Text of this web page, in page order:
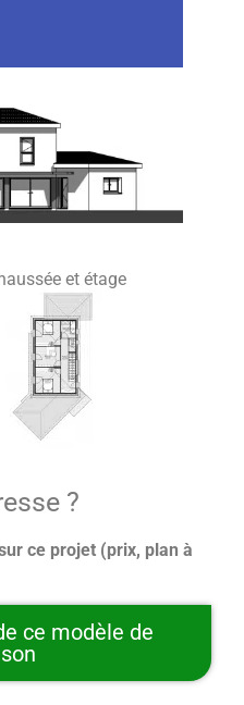
et étage
?
ce projet (prix, plan à
ce modèle de